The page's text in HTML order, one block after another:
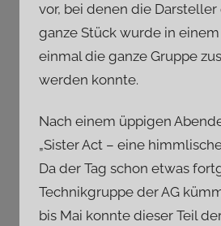
vor, bei denen die
ganze Stück wurde in
einmal die ganze Gruppe
werden konnte.
Nach einem üppigen
„Sister Act – eine
Da der Tag schon etwas
Technikgruppe der AG
bis Mai konnte dieser Teil